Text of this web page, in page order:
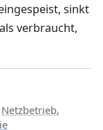
sinkt
verbraucht,
Netzbetrieb,